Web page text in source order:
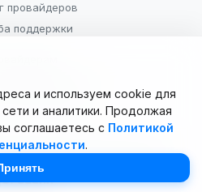
провайдеров
поддержки
использования
(ИП Долматова В.В.). Все права
и используем cookie для
и аналитики. Продолжая
соглашаетесь с Политикой
.